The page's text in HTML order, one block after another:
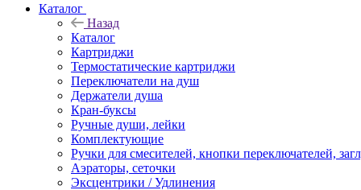
Каталог
Назад
Каталог
Картриджи
Термостатические картриджи
Переключатели на душ
Держатели душа
Кран-буксы
Ручные души, лейки
Комплектующие
Ручки для смесителей, кнопки переключателей,
Аэраторы, сеточки
Эксцентрики / Удлинения